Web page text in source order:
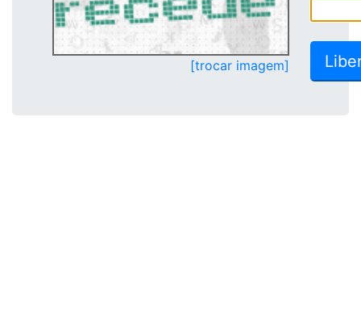
[trocar imagem]